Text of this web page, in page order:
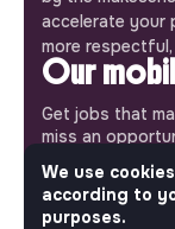
accelerate your
more
Our
Get jobs that
miss an
iPhone
We use
according to
purposes.